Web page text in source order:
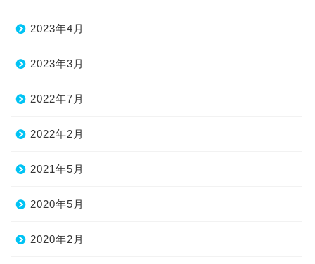
2023年4月
2023年3月
2022年7月
2022年2月
2021年5月
2020年5月
2020年2月